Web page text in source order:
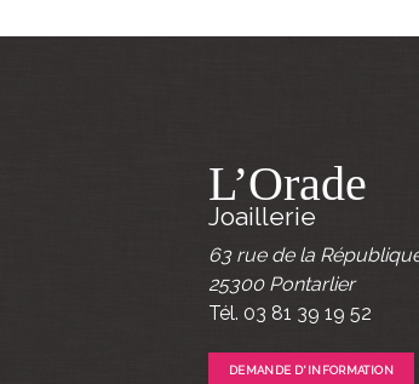
L’Orade
Joaillerie
63 rue de la
25300 Pontarlier
Tél. 03 81 39 19 52
DEMANDE D'INFORMATION